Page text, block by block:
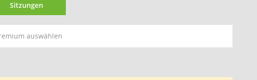
Sitzungen
auswählen